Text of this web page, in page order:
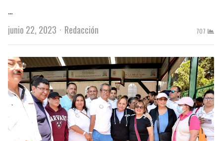
…
junio 22, 2023
Author
Redacción 707